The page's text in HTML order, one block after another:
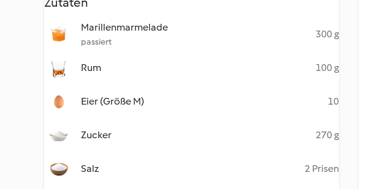
Marillenmarmelade
passiert
300 g
Rum 100 g
Eier (Größe M) 10
Zucker 270 g
Salz 2 Prisen